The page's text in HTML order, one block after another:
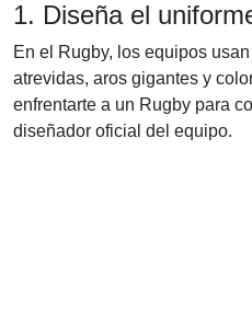
1. Diseña el
En el Rugby, los equipos
atrevidas, aros gigantes y
enfrentarte a un Rugby para
diseñador oficial del equipo.